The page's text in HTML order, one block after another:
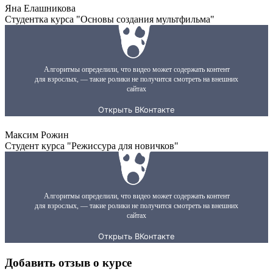
Яна Елашникова
Студентка курса "Основы создания мультфильма"
Максим Рожин
Студент курса "Режиссура для новичков"
Добавить отзыв о курсе